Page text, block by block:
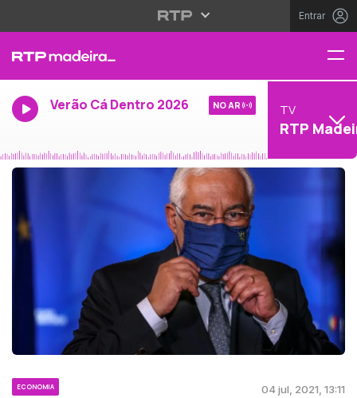
Entrar
Verão Cá Dentro 2026 NO AR TV
RTP
ECONOMIA 04 jul, 2021, 13:11